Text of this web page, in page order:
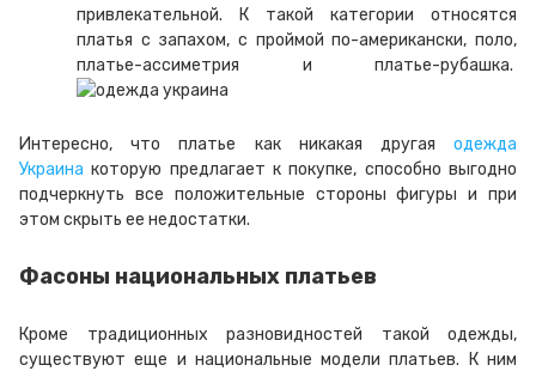
привлекательной. К такой категории относятся
платья с запахом, с проймой по-американски, поло,
платье-ассиметрия и платье-рубашка.
Интересно, что платье как никакая другая одежда
Украина которую предлагает к покупке, способно выгодно
подчеркнуть все положительные стороны фигуры и при
этом скрыть ее недостатки.
Фасоны национальных платьев
Кроме традиционных разновидностей такой одежды,
существуют еще и национальные модели платьев. К ним